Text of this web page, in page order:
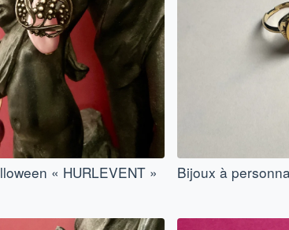
« HURLEVENT » Bijoux à